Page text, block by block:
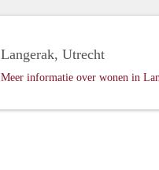
Langerak, Utrecht
Meer informatie over wonen in